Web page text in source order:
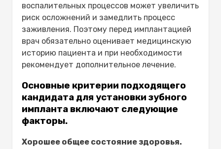
воспалительных процессов может увеличить
риск осложнений и замедлить процесс
заживления. Поэтому перед имплантацией
врач обязательно оценивает медицинскую
историю пациента и при необходимости
рекомендует дополнительное лечение.
Основные критерии подходящего
кандидата для установки зубного
импланта включают следующие
факторы.
Хорошее общее состояние здоровья.